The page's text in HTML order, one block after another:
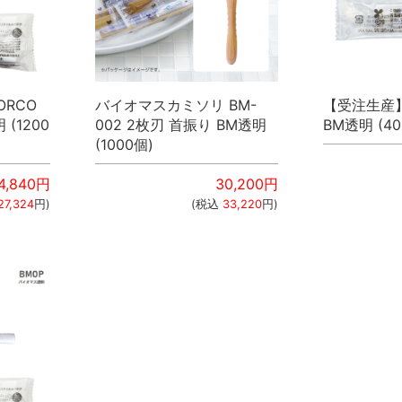
(1200
円
円)
バイオマスカミソリ BM-
002 2枚刃 首振り BM透明
(1000個)
30,200円
(税込 33,220円)
【受注生
BM透明